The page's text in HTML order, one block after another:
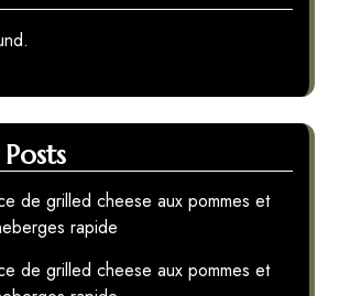
de grilled cheese aux pommes et
rapide
de grilled cheese aux pommes et